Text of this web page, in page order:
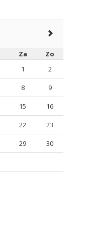
Za
Zo
1
2
8 9
15 16
22 23
29 30